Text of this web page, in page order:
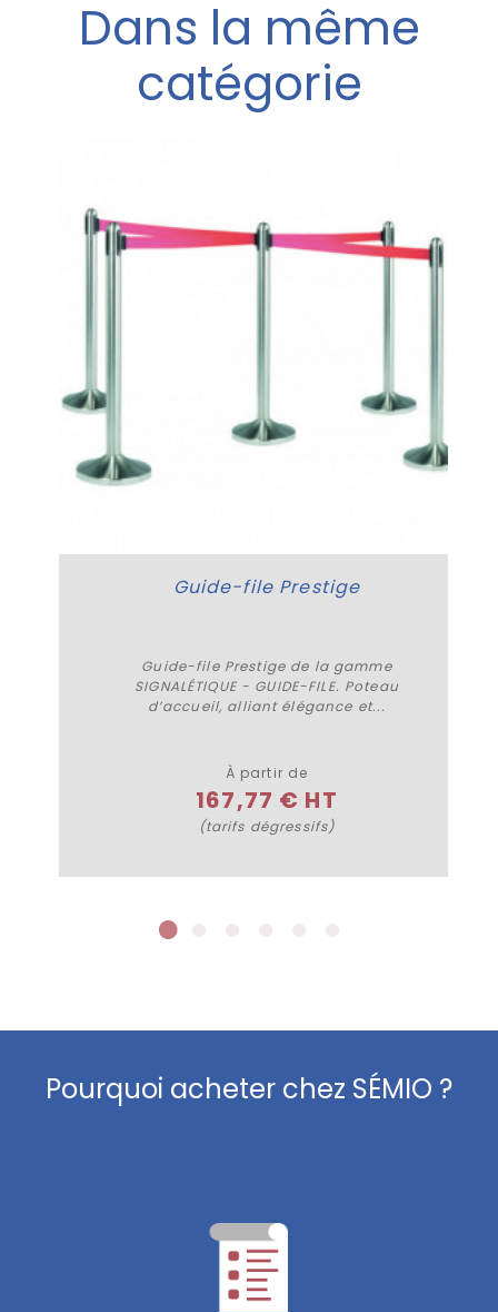
Dans la même
catégorie
Guide-file Prestige
Guide-file Prestige de la gamme
SIGNALÉTIQUE - GUIDE-FILE. Poteau
d’accueil, alliant élégance et...
À partir de
167,77 € HT
(tarifs dégressifs)
Pourquoi acheter chez SÉMIO ?